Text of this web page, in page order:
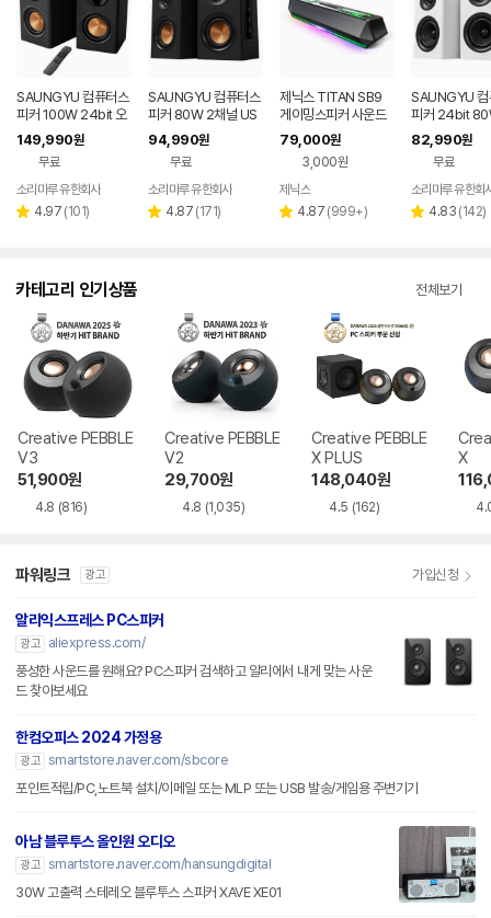
SAUNGYU 컴퓨터스
피커 100W 24bit 오
디오 2채널 PC 유선
블루투스 연결
149,990원
무료
소리마루 유한회사
별 4.97 리
(101)
SAUNGYU 컴퓨터스
피커 80W 2채널 US
B DAC 옵티컬 유선 연
결 블루투스 스피커
94,990원
무료
소리마루 유한회사
별 4.87 리
(171)
제닉스 TITAN SB9
게이밍스피커 사운드
바 컴퓨터스피커
79,000원
3,000원
페이
제닉스
별 4.87 리
(999+)
SAUNGYU 컴
피커 24bit
루투스 USB
X 옵티컬 연결
82,990원
무료
소리마루 유한회
별 4.83 리
(142)
카테고리 인기상품 전체보기
Creative PEBBLE
V3
51,900원
4.8 (816)
Creative PEBBLE
V2
29,700원
4.8 (1,035)
Creative PEBBLE
X PLUS
148,040원
4.5 (162)
X
파워링크 광고 가입신청
알리익스프레스 PC스피커
광고
aliexpress.com/
풍성한 사운드를 원해요? PC스피커 검색하고 알리에서 내게 맞는 사운
드 찾아보세요
한컴오피스 2024 가정용
광고 smartstore.naver.com/sbcore
포인트적립/PC,노트북 설치/이메일 또는 MLP 또는 USB 발송/게임용 주변기기
아남 블루투스 올인원 오디오
광고 smartstore.naver.com/hansungdigital
30W 고출력 스테레오 블루투스 스피커 XAVE XE01